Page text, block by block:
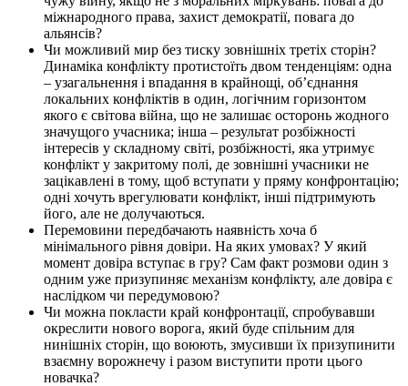
міжнародного права, захист демократії, повага до
альянсів?
Чи можливий мир без тиску зовнішніх третіх сторін?
Динаміка конфлікту протистоїть двом тенденціям: одна
– узагальнення і впадання в крайнощі, об’єднання
локальних конфліктів в один, логічним горизонтом
якого є світова війна, що не залишає осторонь жодного
значущого учасника; інша – результат розбіжності
інтересів у складному світі, розбіжності, яка утримує
конфлікт у закритому полі, де зовнішні учасники не
зацікавлені в тому, щоб вступати у пряму конфронтацію;
одні хочуть врегулювати конфлікт, інші підтримують
його, але не долучаються.
Перемовини передбачають наявність хоча б
мінімального рівня довіри. На яких умовах? У який
момент довіра вступає в гру? Сам факт розмови один з
одним уже призупиняє механізм конфлікту, але довіра є
наслідком чи передумовою?
Чи можна покласти край конфронтації, спробувавши
окреслити нового ворога, який буде спільним для
нинішніх сторін, що воюють, змусивши їх призупинити
взаємну ворожнечу і разом виступити проти цього
новачка?